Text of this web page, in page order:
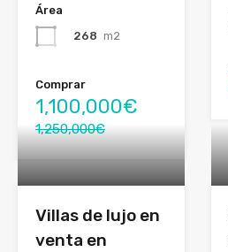
Área
268 m2
Comprar
1,100,000€
1,250,000€
Villas de lujo en
venta en